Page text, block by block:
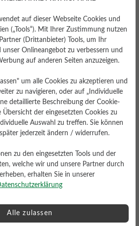
Schafthöhe Ca
10 cm
auf dieser Webseite Cookies und
(„Tools“). Mit Ihrer Zustimmung nutzen
(Drittanbieter) Tools, um Ihr
Onlineangebot zu verbessern und
auf anderen Seiten anzuzeigen.
um alle Cookies zu akzeptieren und
zu navigieren, oder auf „Individuelle
detaillierte Beschreibung der Cookie-
Übersicht der eingesetzten Cookies zu
Auswahl zu treffen. Sie können
jederzeit ändern / widerrufen.
zu den eingesetzten Tools und der
welche wir und unsere Partner durch
erhalten Sie in unserer
Alle zulassen